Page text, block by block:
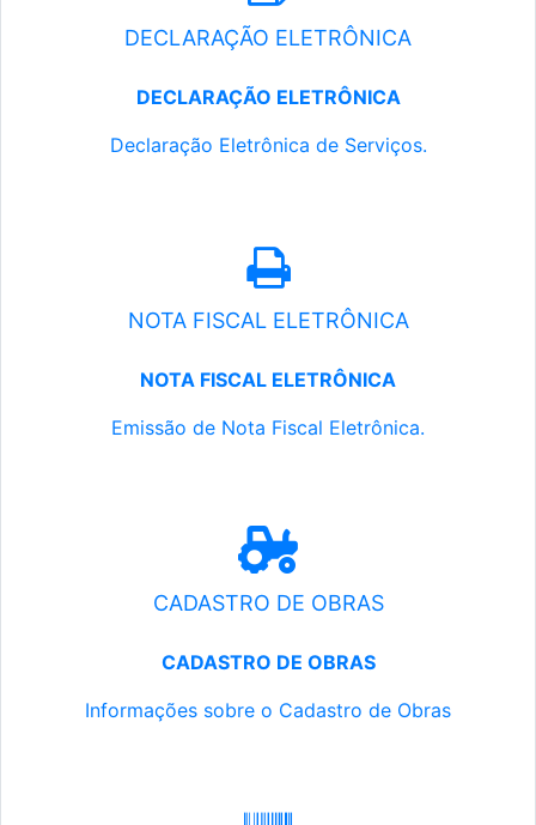
DECLARAÇÃO ELETRÔNICA
DECLARAÇÃO ELETRÔNICA
Declaração Eletrônica de Serviços.
NOTA FISCAL ELETRÔNICA
NOTA FISCAL ELETRÔNICA
Emissão de Nota Fiscal Eletrônica.
CADASTRO DE OBRAS
CADASTRO DE OBRAS
Informações sobre o Cadastro de Obras